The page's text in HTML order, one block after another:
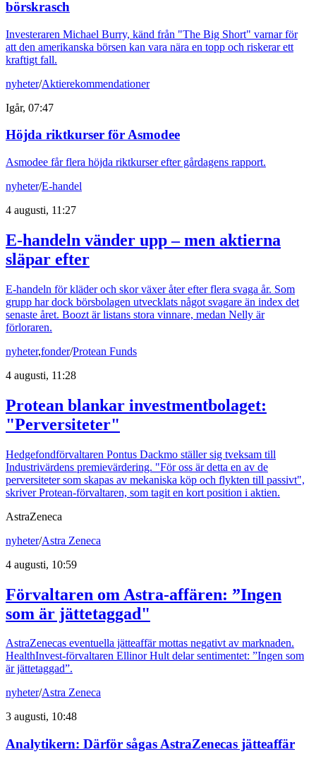
börskrasch
Investeraren Michael Burry, känd från "The Big Short" varnar för
att den amerikanska börsen kan vara nära en topp och riskerar ett
kraftigt fall.
nyheter/Aktierekommendationer
Igår, 07:47
Höjda riktkurser för Asmodee
Asmodee får flera höjda riktkurser efter gårdagens rapport.
nyheter/E-handel
4 augusti, 11:27
E-handeln vänder upp – men aktierna
släpar efter
E-handeln för kläder och skor växer åter efter flera svaga år. Som
grupp har dock börsbolagen utvecklats något svagare än index det
senaste året. Boozt är listans stora vinnare, medan Nelly är
förloraren.
nyheter,fonder/Protean Funds
4 augusti, 11:28
Protean blankar investmentbolaget:
"Perversiteter"
Hedgefondförvaltaren Pontus Dackmo ställer sig tveksam till
Industrivärdens premievärdering. "För oss är detta en av de
perversiteter som skapas av mekaniska köp och flykten till passivt",
skriver Protean-förvaltaren, som tagit en kort position i aktien.
AstraZeneca
nyheter/Astra Zeneca
4 augusti, 10:59
Förvaltaren om Astra-affären: ”Ingen
som är jättetaggad"
AstraZenecas eventuella jätteaffär mottas negativt av marknaden.
HealthInvest-förvaltaren Ellinor Hult delar sentimentet: ”Ingen som
är jättetaggad”.
nyheter/Astra Zeneca
3 augusti, 10:48
Analytikern: Därför sågas AstraZenecas jätteaffär